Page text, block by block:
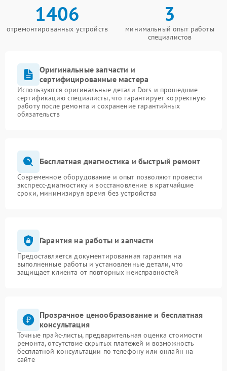
1406
отремонтированных устройств
3
минимальный опыт работы
специалистов
Оригинальные запчасти и
сертифицированные мастера
Используются оригинальные детали Dors и прошедшие
сертификацию специалисты, что гарантирует корректную
работу после ремонта и сохранение гарантийных
обязательств
Бесплатная диагностика и быстрый ремонт
Современное оборудование и опыт позволяют провести
экспресс-диагностику и восстановление в кратчайшие
сроки, минимизируя время без устройства
Гарантия на работы и запчасти
Предоставляется документированная гарантия на
выполненные работы и установленные детали, что
защищает клиента от повторных неисправностей
Прозрачное ценообразование и бесплатная
консультация
Точные прайс-листы, предварительная оценка стоимости
ремонта, отсутствие скрытых платежей и возможность
бесплатной консультации по телефону или онлайн на
сайте